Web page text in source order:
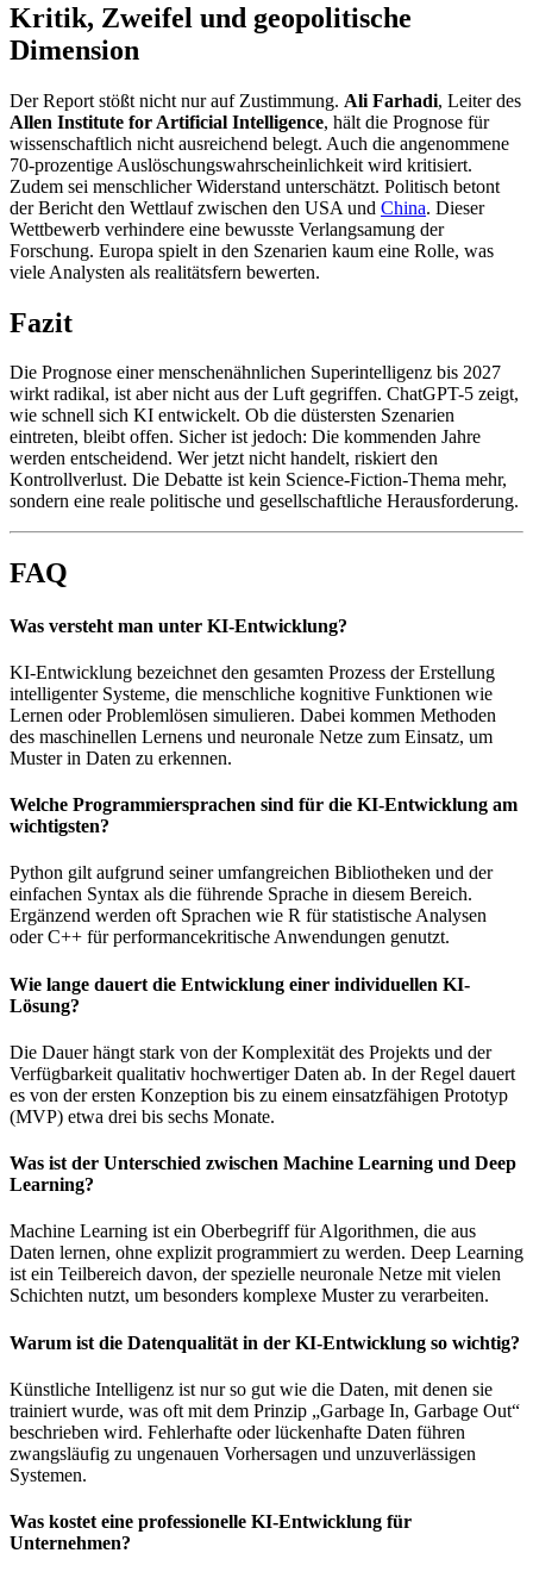
Kritik, Zweifel und geopolitische
Dimension
Der Report stößt nicht nur auf Zustimmung. Ali Farhadi, Leiter des
Allen Institute for Artificial Intelligence, hält die Prognose für
wissenschaftlich nicht ausreichend belegt. Auch die angenommene
70-prozentige Auslöschungswahrscheinlichkeit wird kritisiert.
Zudem sei menschlicher Widerstand unterschätzt. Politisch betont
der Bericht den Wettlauf zwischen den USA und China. Dieser
Wettbewerb verhindere eine bewusste Verlangsamung der
Forschung. Europa spielt in den Szenarien kaum eine Rolle, was
viele Analysten als realitätsfern bewerten.
Fazit
Die Prognose einer menschenähnlichen Superintelligenz bis 2027
wirkt radikal, ist aber nicht aus der Luft gegriffen. ChatGPT-5 zeigt,
wie schnell sich KI entwickelt. Ob die düstersten Szenarien
eintreten, bleibt offen. Sicher ist jedoch: Die kommenden Jahre
werden entscheidend. Wer jetzt nicht handelt, riskiert den
Kontrollverlust. Die Debatte ist kein Science-Fiction-Thema mehr,
sondern eine reale politische und gesellschaftliche Herausforderung.
FAQ
Was versteht man unter KI-Entwicklung?
KI-Entwicklung bezeichnet den gesamten Prozess der Erstellung
intelligenter Systeme, die menschliche kognitive Funktionen wie
Lernen oder Problemlösen simulieren. Dabei kommen Methoden
des maschinellen Lernens und neuronale Netze zum Einsatz, um
Muster in Daten zu erkennen.
Welche Programmiersprachen sind für die KI-Entwicklung am
wichtigsten?
Python gilt aufgrund seiner umfangreichen Bibliotheken und der
einfachen Syntax als die führende Sprache in diesem Bereich.
Ergänzend werden oft Sprachen wie R für statistische Analysen
oder C++ für performancekritische Anwendungen genutzt.
Wie lange dauert die Entwicklung einer individuellen KI-
Lösung?
Die Dauer hängt stark von der Komplexität des Projekts und der
Verfügbarkeit qualitativ hochwertiger Daten ab. In der Regel dauert
es von der ersten Konzeption bis zu einem einsatzfähigen Prototyp
(MVP) etwa drei bis sechs Monate.
Was ist der Unterschied zwischen Machine Learning und Deep
Learning?
Machine Learning ist ein Oberbegriff für Algorithmen, die aus
Daten lernen, ohne explizit programmiert zu werden. Deep Learning
ist ein Teilbereich davon, der spezielle neuronale Netze mit vielen
Schichten nutzt, um besonders komplexe Muster zu verarbeiten.
Warum ist die Datenqualität in der KI-Entwicklung so wichtig?
Künstliche Intelligenz ist nur so gut wie die Daten, mit denen sie
trainiert wurde, was oft mit dem Prinzip „Garbage In, Garbage Out“
beschrieben wird. Fehlerhafte oder lückenhafte Daten führen
zwangsläufig zu ungenauen Vorhersagen und unzuverlässigen
Systemen.
Was kostet eine professionelle KI-Entwicklung für
Unternehmen?